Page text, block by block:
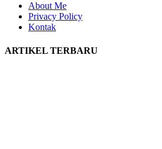
About Me
Privacy Policy
Kontak
ARTIKEL TERBARU